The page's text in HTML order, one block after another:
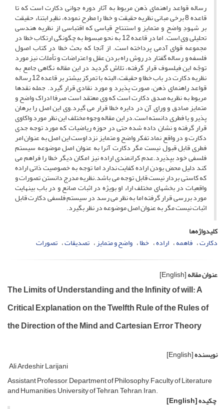
رساله قواعد راهنمای ذهن مربوط به آثار دوره جوانی دکارت است که تا
قاعده 8 برخی مبانی نظریه حقیقت و خطا را مطرح نموده، نظیر ابتناء حقیقت
بر شهودِ واضح و متمایز و استنتاح قیاسی که اقتباسی از نظریه هندسی
تحلیلی وی است. اما در قاعده 12 به نحو مبسوط به چگونگی ارتکاب خطا در
مجموعه قوای آدمی پرداخته است. از آنجا که بحث خطا در کتاب اصول
فلسفه و رساله گفتار در روش راه بردن عقل و اعتراضات و تأملات نیز مورد
توجّه این فیلسوف قرار گرفته، تلاش گردید در این مقاله نگاهی جامع به
نظریه دکارت در باب خطا و حقیقت، البته با تمرکز بیشتر بر قاعده 12 رساله
قواعد راهنمای ذهن، صورت پذیرد و مورد نقادی قرار گیرد. جمله نقدها
مربوط به نظریه صدق دکارت است که وی معتقد است صرفا ادراک واضح و
متمایز صادق و ورای آن در دایره خطا قرار می گیرد.وی این اصل را برهان
پذیر و یا فطری دانسته است.در این مقاله وجوه مختلف این نظر مورد واکاوی
قرار گرفته و نشان داده شده حتی در حوزه ریاضیات که مورد توجه جدی
دکارت و در واقع نماد تفکر واضح و متمایز نزد اوست این اصل به عنوان امر
فطری قابل قبول نیست مگر دکارت آنرا به عنوان اصل موضوعه سیستم
فلسفی خود بپذیرد.عدم کرانمندی اراده نیز امکان دیگر خطا را فراهم می
کند دلیل محض بودن اراده کفایت ندارد اما توجه به خصوصیت ذاتی اراده
که کاستی بردار نیست قابل توجه می باشد.نظریه مدرج دانستن تصورات و
واقعیات در بخشهای مختلف اراء او بویژه در اثبات صانع و در باب بینهایت
مورد بررسی قرار گرفته اما به نظر می رسد در سیستم فلسفی دکارت قابل
اثبات نیست مگر به عنوان اصل موضوعه در نظر بگیرد.
کلیدواژه‌ها
دکارت فاهمه اراده خطا واضح و متمایز تصدیقات تصورات
عنوان مقاله[English]
The Limits of Understanding and the Infinity of will: A
Critical Explanation on the Twelfth Rule of the Rules of
the Direction of the Mind and Cartesian Error Theory
نویسنده[English]
Ali Ardeshir Larijani
Assistant Professor, Department of Philosophy, Faculty of Literature
and Humanities, University of Tehran, Tehran, Iran.
چکیده[English]